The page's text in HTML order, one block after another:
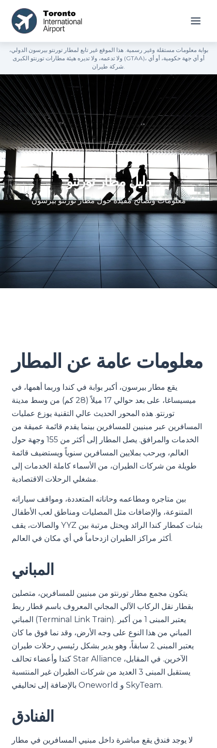
بوابة معلومات مستقلة وغير رسمية. هذا الموقع غير تابع لمطار تورنتو بيرسون الدولي،
ولا تدعمه، ولا تديره هيئة مطارات تورنتو الكبرى (GTAA)، أو أي جهة حكومية، أو أي
شركة طيران.
الصفحة الرئيسية دليل مطار تورنتو
دليل مطار تورنتو
معلومات ونصائح مفيدة حول مطار تورنتو بيرسون
معلومات عامة عن المطار
يقع مطار بيرسون، أكبر بوابة في كندا وربما أهمها، في
ميسيساغا، على بعد حوالي 17 ميلاً (28 كم) من وسط مدينة
تورنتو. هذه المحور الحديث عالي التقنية يوزع عمليات
المسافرين عبر مبنيين للمسافرين بينما يقدم قائمة عميقة من
الخدمات والمرافق. يصل المطار إلى أكثر من 155 وجهة حول
العالم، ويرحب بملايين المسافرين سنوياً ويستضيف قائمة
طويلة من شركات الطيران، من الأسماء كاملة الخدمات إلى
مشغلي الرحلات الاقتصادية.
بين متاجره ومطاعمه وحاناته المتعددة، ومواقف سياراته
المتنوعة، والإضافات مثل المصليات ومناطق لعب الأطفال
والصالات، يقف YYZ بثبات كمطار كندا الرائد ويحتل مرتبة بين
أكثر مراكز الطيران ازدحاماً في أي مكان في العالم.
المباني
يتكون مجمع مطار تورنتو من مبنيين للمسافرين، متصلين
بقطار نقل الركاب الآلي المجاني المعروف باسم قطار ربط
المباني (Terminal Link Train). يعتبر المبنى 1 من أكبر
المباني من هذا النوع على وجه الأرض، وقد نما فوق ما كان
يعتبر المبنى 2 سابقاً، وهو يدير بشكل رئيسي رحلات طيران
كندا وأعضاء تحالف Star Alliance الآخرين. في المقابل،
يستقبل المبنى 3 العديد من شركات الطيران غير المنتسبة
بالإضافة إلى تحاليفي Oneworld و SkyTeam.
الفنادق
لا يوجد فندق يقع مباشرة داخل مبنيي المسافرين في مطار